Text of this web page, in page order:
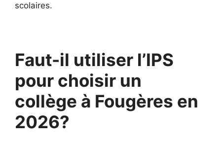
scolaires.
Faut-il utiliser l’IPS
pour choisir un
collège à Fougères en
2026?